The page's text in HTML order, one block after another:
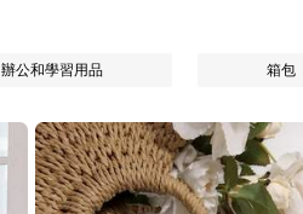
辦公和學習用品 箱包